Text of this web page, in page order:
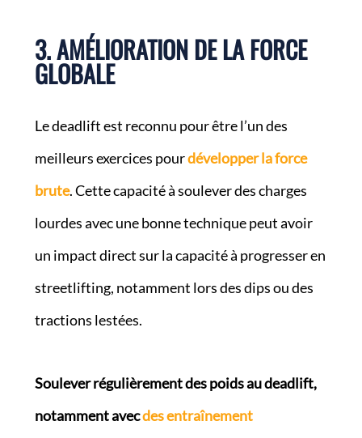
3. AMÉLIORATION DE LA FORCE
GLOBALE
Le deadlift est reconnu pour être l’un des
meilleurs exercices pourdévelopper la force
brute. Cette capacité à soulever des charges
lourdes avec une bonne technique peut avoir
un impact direct sur la capacité à progresser en
streetlifting, notamment lors des dips ou des
tractions lestées.
Soulever régulièrement des poids au deadlift,
notamment avecdes entraînement